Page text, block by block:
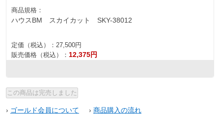
商品規格：
ハウスBM スカイカット SKY-38012
定価（税込）： 27,500円
販売価格（税込）： 12,375円
› ゴールド会員について › 商品購入の流れ